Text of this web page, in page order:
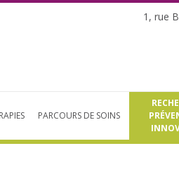
1, rue
PARCOURS DE SOINS